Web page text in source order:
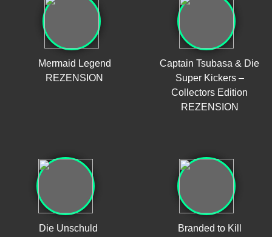
Mermaid Legend
REZENSION
Captain Tsubasa & Die
Super Kickers –
Collectors Edition
REZENSION
Die Unschuld
Branded to Kill